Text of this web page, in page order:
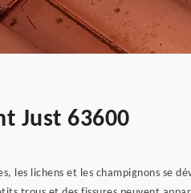
Just 63600
les lichens et les champignons se